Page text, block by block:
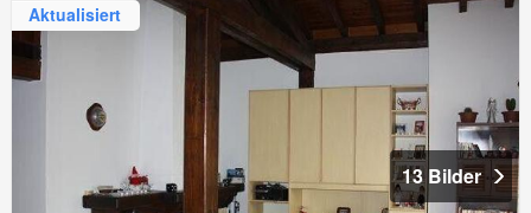
Aktualisiert
13 Bilder